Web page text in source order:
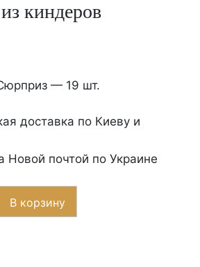
киндеров
— 19 шт.
доставка по Киеву и
почтой по Украине
В корзину